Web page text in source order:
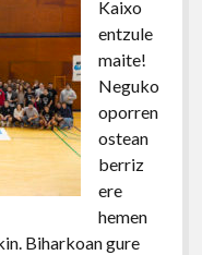
Kaixo
entzule
maite!
Neguko
oporren
ostean
berriz
ere
hemen
Biharkoan gure